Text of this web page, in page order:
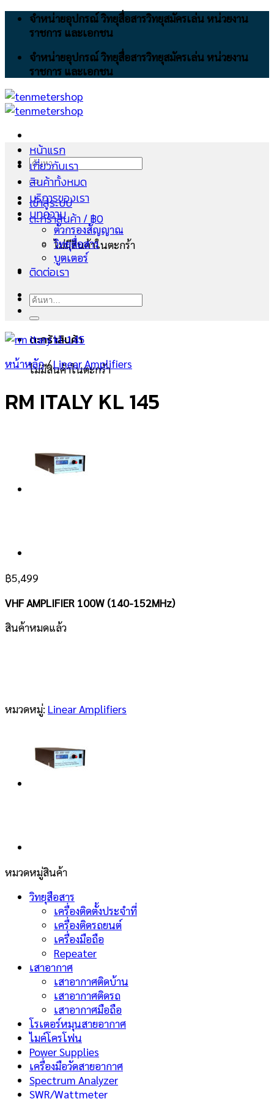
Skip
จำหน่ายอุปกรณ์ วิทยุสื่อสารวิทยุสมัครเล่น หน่วยงาน
ราชการ และเอกชน
จำหน่ายอุปกรณ์ วิทยุสื่อสารวิทยุสมัครเล่น หน่วยงาน
ราชการ และเอกชน
ค้นหา:
เข้าสู่ระบบ
ตะกร้าสินค้า /฿0
ไม่มีสินค้าในตะกร้า
ตะกร้าสินค้า
ไม่มีสินค้าในตะกร้า
หน้าแรก
เกี่ยวกับเรา
สินค้าทั้งหมด
บริการของเรา
บทความ
ตัวกรองสัญญาณ
วิทยุสื่อสาร
บูตเตอร์
ติดต่อเรา
ค้นหา:
หน้าหลัก/ Linear Amplifiers
RM ITALY KL 145
฿5,499
VHF AMPLIFIER 100W (140-152MHz)
สินค้าหมดแล้ว
หมวดหมู่: Linear Amplifiers
หมวดหมู่สินค้า
วิทยุสือสาร
เครื่องติดตั้งประจำที่
เครื่องติดรถยนต์
เครื่องมือถือ
Repeater
เสาอากาศ
เสาอากาศติดบ้าน
เสาอากาศติดรถ
เสาอากาศมือถือ
โรเตอร์หมุนสายอากาศ
ไมค์โครโฟน
Power Supplies
เครื่องมือวัดสายอากาศ
Spectrum Analyzer
SWR/Wattmeter